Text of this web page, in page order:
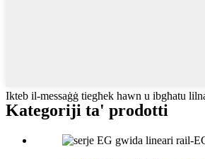
Ikteb il-messaġġ tiegħek hawn u ibgħatu
Kategoriji ta' prodotti